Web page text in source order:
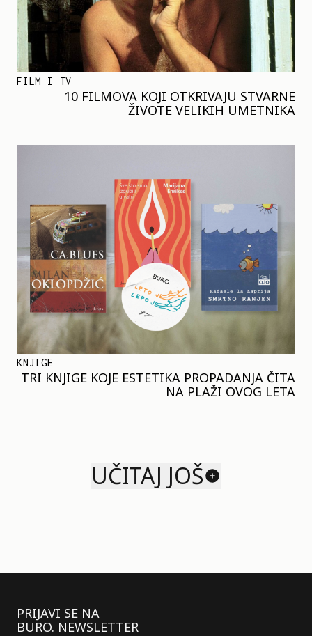
FILM I TV
10 FILMOVA KOJI OTKRIVAJU STVARNE
ŽIVOTE VELIKIH UMETNIKA
KNJIGE
TRI KNJIGE KOJE ESTETIKA PROPADANJA ČITA
NA PLAŽI OVOG LETA
UČITAJ JOŠ
PRIJAVI SE NA
BURO. NEWSLETTER